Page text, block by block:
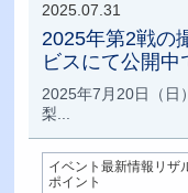
2025.07.31
2025年第2戦の
ビスにて公開中
2025年7月20日（日
梨...
イベント最新情報リザ
ポイント